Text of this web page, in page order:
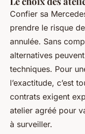
Confier sa
prendre le risque
annulée. Sans
alternatives
techniques. Pour
l’exactitude, c’est
contrats exigent
atelier agréé pour
à surveiller.